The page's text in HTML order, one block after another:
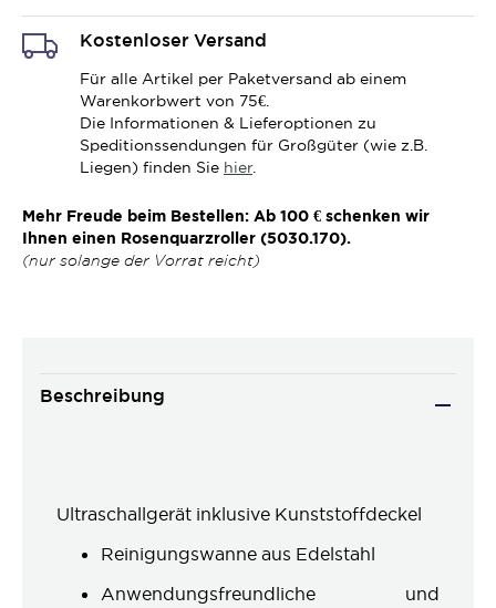
Kostenloser Versand
Für alle Artikel per Paketversand ab einem
Warenkorbwert von 75€.
Die Informationen & Lieferoptionen zu
Speditionssendungen für Großgüter (wie z.B.
Liegen) finden Sie hier.
Mehr Freude beim Bestellen: Ab 100 € schenken wir
Ihnen einen Rosenquarzroller (5030.170).
(nur solange der Vorrat reicht)
Beschreibung
Ultraschallgerät inklusive Kunststoffdeckel
Reinigungswanne aus Edelstahl
Anwendungsfreundliche und